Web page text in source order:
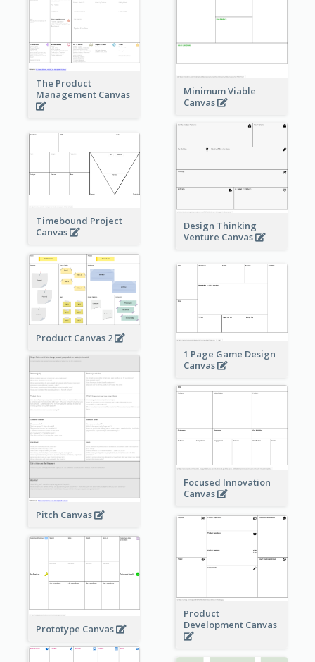
The Product
Management Canvas
Minimum Viable
Canvas
Design Thinking
Venture Canvas
Timebound Project
Canvas
Product Canvas 2
1 Page Game Design
Canvas
Pitch Canvas
Focused Innovation
Canvas
Product
Development Canvas
Prototype Canvas